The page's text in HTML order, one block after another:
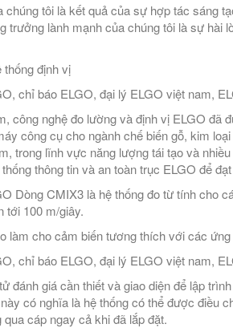
chúng tôi là kết quả của sự hợp tác sáng
trưởng lành mạnh của chúng tôi là sự hài
định vị
chỉ báo ELGO, đại lý ELGO việt nam,
công nghệ đo lường và định vị ELGO đã
công cụ cho ngành chế biến gỗ, kim
trong lĩnh vực năng lượng tái tạo và
thông tin và an toàn trục ELGO để
Dòng CMIX3 là hệ thống đo từ tính cho
tới 100 m/giây.
làm cho cảm biến tương thích với các
chỉ báo ELGO, đại lý ELGO việt nam,
đánh giá cần thiết và giao diện để lập
có nghĩa là hệ thống có thể được điều
qua cáp ngay cả khi đã lắp đặt.